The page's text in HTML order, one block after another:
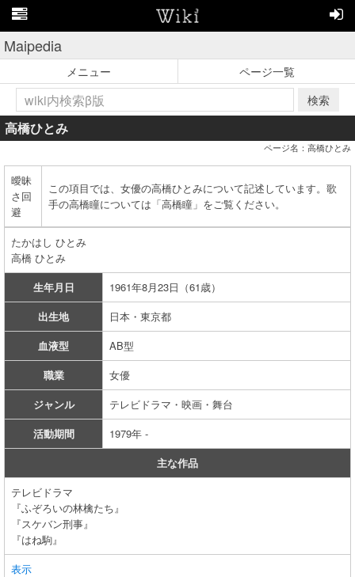
Maipedia
メニュー
ページ一覧
検索
高橋ひとみ
ページ名：高橋ひとみ
曖昧
さ回
避
この項目では、女優の高橋ひとみについて記述しています。歌
手の高橋瞳については「高橋瞳」をご覧ください。
たかはし ひとみ
高橋 ひとみ
生年月日
1961年8月23日（61歳）
出生地
日本・東京都
血液型
AB型
職業
女優
ジャンル
テレビドラマ・映画・舞台
活動期間
1979年 -
主な作品
テレビドラマ
『ふぞろいの林檎たち』
『スケバン刑事』
『はね駒』
表示